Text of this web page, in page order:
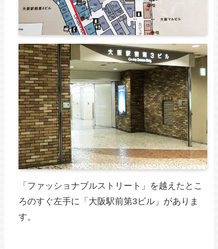
「ファッショナブルストリート」を越えたとこ
ろのすぐ左手に「大阪駅前第3ビル」がありま
す。